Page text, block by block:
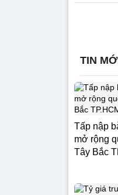
TIN
Tấp nập
mở rộng
Tây Bắc